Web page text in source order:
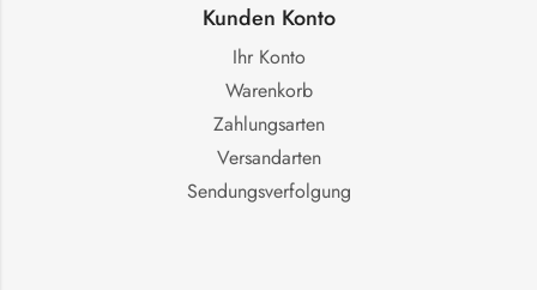
Kunden Konto
Ihr Konto
Warenkorb
Zahlungsarten
Versandarten
Sendungsverfolgung